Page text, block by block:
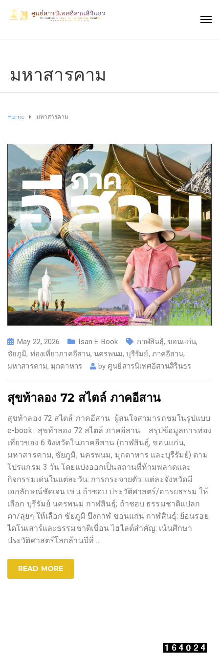
มหาสารคาม
Home มหาสารคาม
May 22, 2026 Isan E-Book กาฬสินธุ์,ขอนแก่น,
ชัยภูมิ, ท่องเที่ยวภาคอีสาน, นครพนม,บุรีรัมย์, ภาคอีสาน,
มหาสารคาม, มุกดาหาร byศูนย์สารนิเทศอีสานสิรินธร
สุขท้าลอง 72 สไตล์ ภาคอีสาน
สุขท้าลอง 72 สไตล์ ภาคอีสาน ผู้สนใจสามารถชมในรูปแบบ
e-book : สุขท้าลอง 72 สไตล์ ภาคอีสาน สรุปข้อมูลการท่อง
เที่ยวของ 6 จังหวัดในภาคอีสาน (กาฬสินธุ์, ขอนแก่น,
มหาสารคาม, ชัยภูมิ, นครพนม, มุกดาหาร และบุรีรัมย์) ตาม
โปรแกรม 3 วัน โดยแบ่งออกเป็นสถานที่ห้ามพลาดและ
กิจกรรมเด่นในแต่ละวัน: การกระจายตัว: แต่ละจังหวัดมี
เอกลักษณ์ชัดเจน เช่น ถ้าชอบ ประวัติศาสตร์/อารยธรรม ให้
เลือก บุรีรัมย์ นครพนม กาฬสินธุ์; ถ้าชอบ ธรรมชาติแปลก
ตา/ลุยๆ ให้เลือก ชัยภูมิ บึงกาฬ ขอนแก่น กาฬสินธุ์: ย้อนรอย
ไดโนเสาร์และธรรมชาติเขื่อน ไฮไลต์สำคัญ: เน้นศึกษา
ประวัติศาสตร์โลกล้านปีที่ …
READ MORE